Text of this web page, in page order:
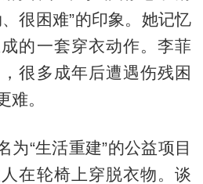
很困难”的印象。她记忆
的一套穿衣动作。李菲
很多成年后遭遇伤残困
难。
为“生活重建”的公益项目
在轮椅上穿脱衣物。谈